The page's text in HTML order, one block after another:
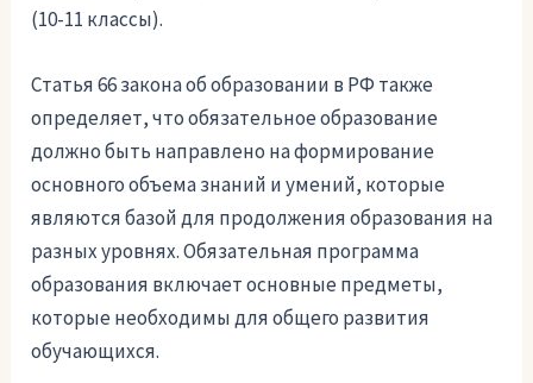
(10-11 классы).
Статья 66 закона об образовании в РФ также
определяет, что обязательное образование
должно быть направлено на формирование
основного объема знаний и умений, которые
являются базой для продолжения образования на
разных уровнях. Обязательная программа
образования включает основные предметы,
которые необходимы для общего развития
обучающихся.